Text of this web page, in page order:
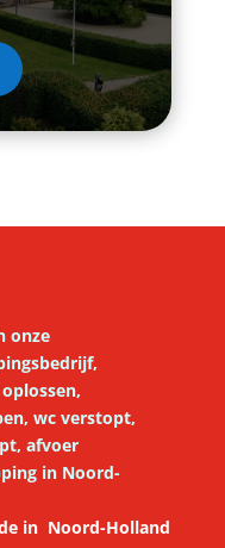
onze
wc verstopt,
afvoer
in Noord-
in Noord-Holland